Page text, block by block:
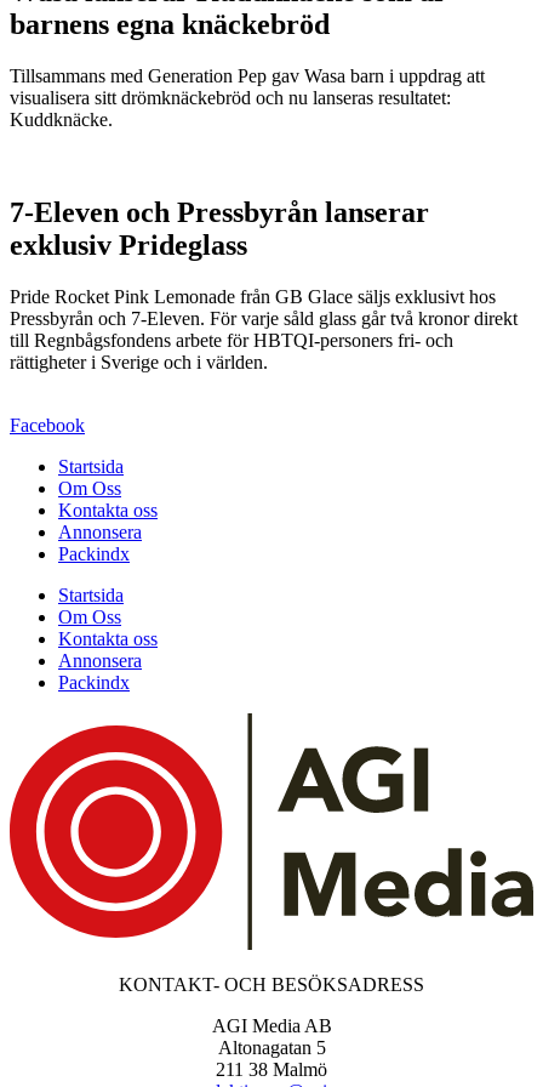
barnens egna knäckebröd
Tillsammans med Generation Pep gav Wasa barn i uppdrag att
visualisera sitt drömknäckebröd och nu lanseras resultatet:
Kuddknäcke.
7-Eleven och Pressbyrån lanserar
exklusiv Prideglass
Pride Rocket Pink Lemonade från GB Glace säljs exklusivt hos
Pressbyrån och 7-Eleven. För varje såld glass går två kronor direkt
till Regnbågsfondens arbete för HBTQI-personers fri- och
rättigheter i Sverige och i världen.
Facebook
Startsida
Om Oss
Kontakta oss
Annonsera
Packindx
Startsida
Om Oss
Kontakta oss
Annonsera
Packindx
KONTAKT- OCH BESÖKSADRESS
AGI Media AB
Altonagatan 5
211 38 Malmö